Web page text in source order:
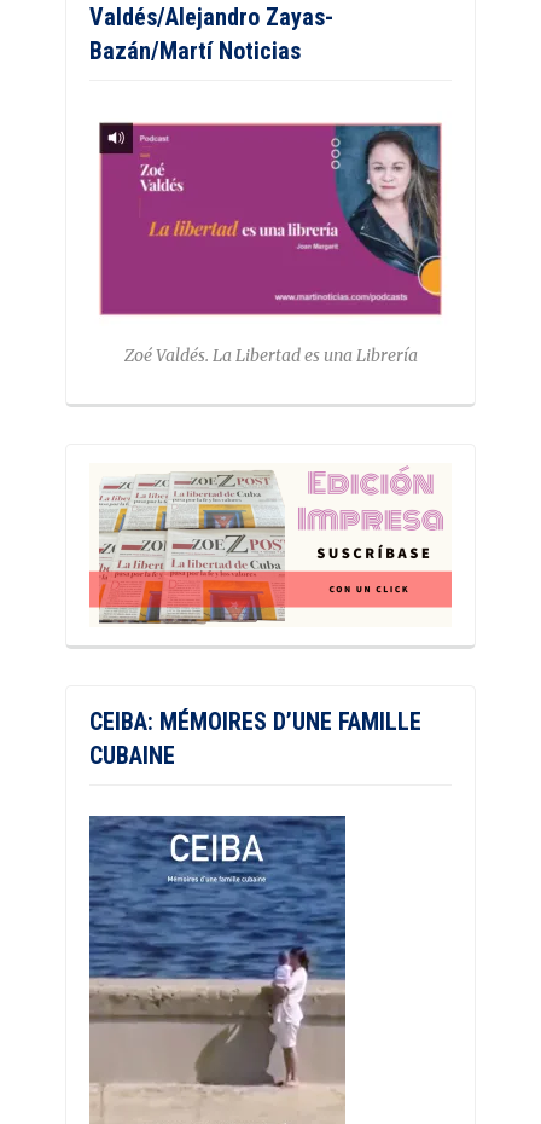
Valdés/Alejandro Zayas-
Bazán/Martí Noticias
Zoé Valdés. La Libertad es una Librería
CEIBA: MÉMOIRES D’UNE FAMILLE
CUBAINE